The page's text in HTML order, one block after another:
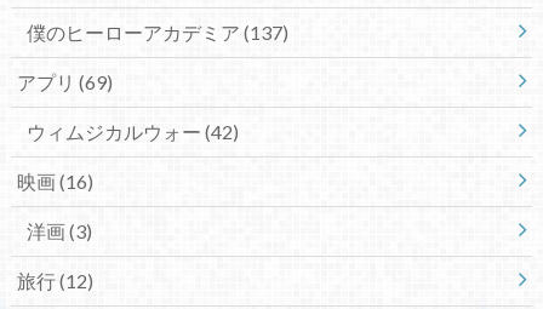
僕のヒーローアカデミア (137)
アプリ (69)
ウィムジカルウォー (42)
映画(16)
洋画(3)
旅行(12)